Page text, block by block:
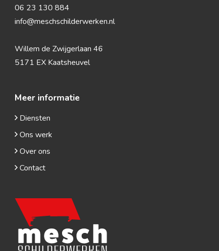
06 23 130 884
info@meschschilderwerken.nl
Willem de Zwijgerlaan 46
5171 EX Kaatsheuvel
Meer informatie
Diensten
Ons werk
Over ons
Contact